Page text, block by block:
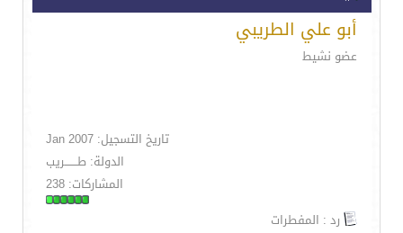
أبو علي الطريبي
عضو نشيط
تاريخ التسجيل: Jan 2007
الدولة: طـــــــريب
المشاركات: 238
رد : المفطرات